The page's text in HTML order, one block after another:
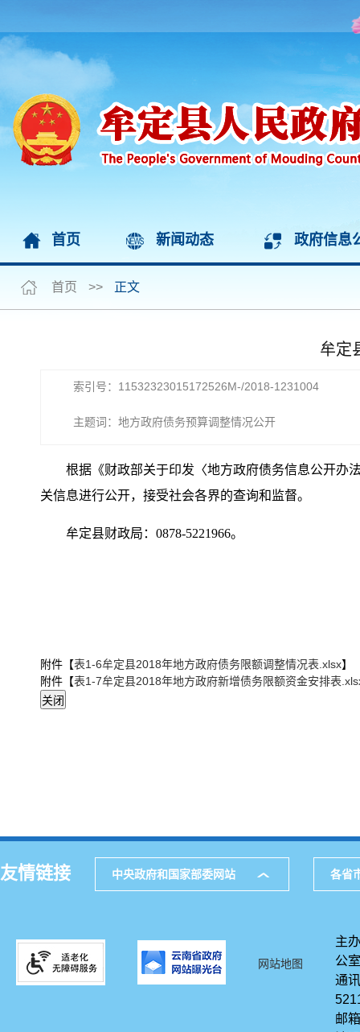
首页 新闻动态 政府信息
首页 >> 正文
牟定
索引号：11532323015172526M-/2018-1231004
主题词：地方政府债务预算调整情况公开
根据《财政部关于印发〈地方政府债务信息公开办
关信息进行公开，接受社会各界的查询和监督。
牟定县财政局：0878-5221966。
附件【表1-6牟定县2018年地方政府债务限额调整情况表.xlsx】
附件【表1-7牟定县2018年地方政府新增债务限额资金安排表
友情链接 中央政府和国家部委网站 各省
网站地图
主
公室
通
邮